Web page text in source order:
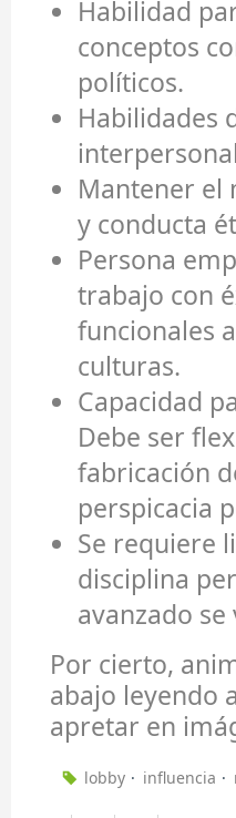
Habilidad
conceptos
políticos.
Habilidades
Mantener el
y conducta
Persona
trabajo con
funcionales
culturas.
Capacidad
Debe ser
fabricación
perspicacia
Se requiere
disciplina
avanzado
Por cierto,
abajo leyendo
apretar en
lobby influencia